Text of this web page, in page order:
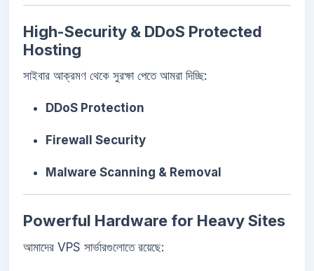
High-Security & DDoS Protected
Hosting
সাইবার আক্রমণ থেকে সুরক্ষা পেতে আমরা দিচ্ছি:
DDoS Protection
Firewall Security
Malware Scanning & Removal
Powerful Hardware for Heavy Sites
আমাদের VPS সার্ভারগুলোতে রয়েছে: